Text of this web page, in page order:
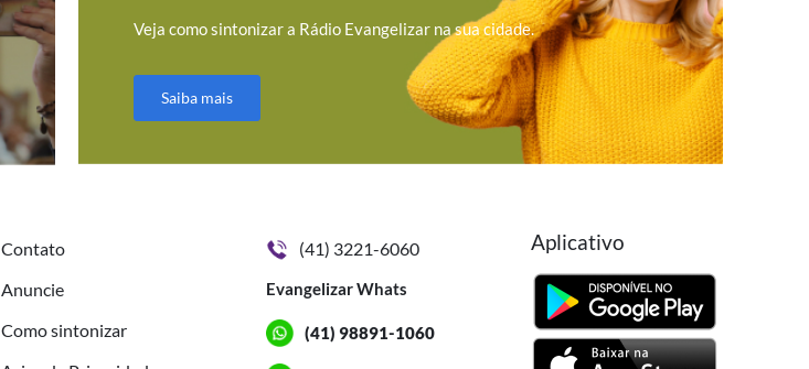
Veja como sintonizar a Rádio Evangelizar na sua cidade.
Saiba mais
Contato
Anuncie
Como sintonizar
(41) 3221-6060
Evangelizar Whats
(41) 98891-1060
Aplicativo